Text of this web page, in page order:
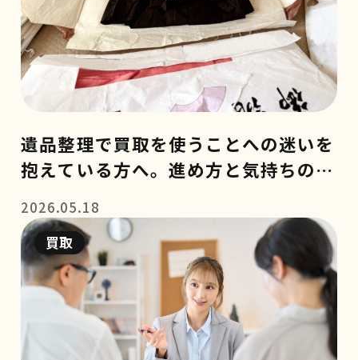
遺品整理で買取を使うことへの迷いを
抱えている方へ。進め方と気持ちの整
2026.05.18
買取